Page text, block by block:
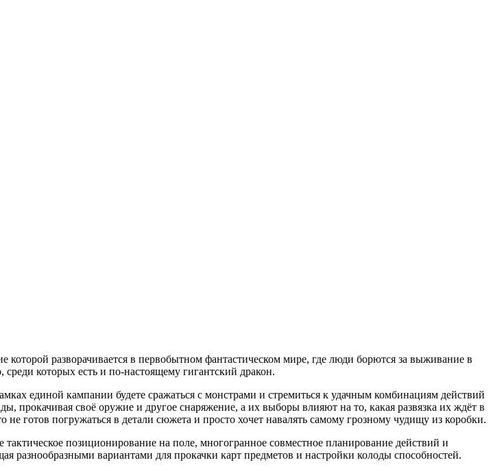
разворачивается в первобытном фантастическом мире, где люди борются за выживание в
которых есть и по-настоящему гигантский дракон.
единой кампании будете сражаться с монстрами и стремиться к удачным комбинациям действий
своё оружие и другое снаряжение, а их выборы влияют на то, какая развязка их ждёт в
готов погружаться в детали сюжета и просто хочет навалять самому грозному чудищу из коробки.
позиционирование на поле, многогранное совместное планирование действий и
вариантами для прокачки карт предметов и настройки колоды способностей.